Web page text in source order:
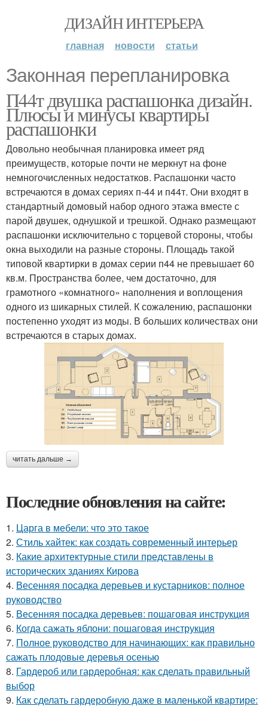
ДИЗАЙН ИНТЕРЬЕРА
главная новости статьи
Законная перепланировка
П44т двушка распашонка дизайн.
Плюсы и минусы квартиры
распашонки
Довольно необычная планировка имеет ряд
преимуществ, которые почти не меркнут на фоне
немногочисленных недостатков. Распашонки часто
встречаются в домах сериях п-44 и п44т. Они входят в
стандартный домовый набор одного этажа вместе с
парой двушек, однушкой и трешкой. Однако размещают
распашонки исключительно с торцевой стороны, чтобы
окна выходили на разные стороны. Площадь такой
типовой квартирки в домах серии п44 не превышает 60
кв.м. Пространства более, чем достаточно, для
грамотного «комнатного» наполнения и воплощения
одного из шикарных стилей. К сожалению, распашонки
постепенно уходят из моды. В больших количествах они
встречаются в старых домах.
читать дальше →
Последние обновления на сайте:
1. Царга в мебели: что это такое
2. Стиль хайтек: как создать современный интерьер
3. Какие архитектурные стили представлены в
исторических зданиях Кирова
4. Весенняя посадка деревьев и кустарников: полное
руководство
5. Весенняя посадка деревьев: пошаговая инструкция
6. Когда сажать яблони: пошаговая инструкция
7. Полное руководство для начинающих: как правильно
сажать плодовые деревья осенью
8. Гардероб или гардеробная: как сделать правильный
выбор
9. Как сделать гардеробную даже в маленькой квартире: